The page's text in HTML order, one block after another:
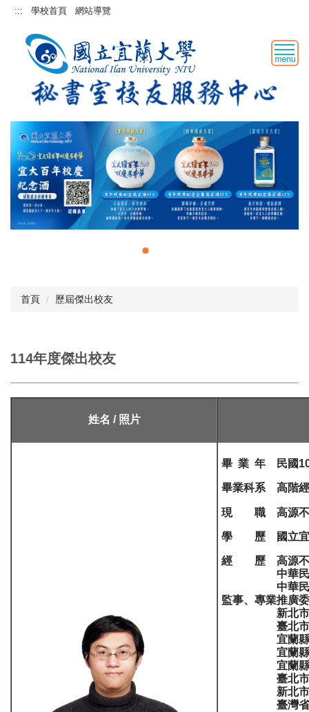
跳::: 學校首頁 網站導覽
首頁 歷屆傑出校友
114年度傑出校友
姓名 / 照片
畢 業 年 民國
畢業科系 高階
現 職 高源
學 歷 國立宜蘭
經 歷 高源不動
中華民國仲
中華民國不
監事、專業推廣
新北市、基
臺北市政府
宜蘭縣不動
宜蘭縣羅東
宜蘭縣地政
臺北市不動
新北市不動
臺灣省台灣